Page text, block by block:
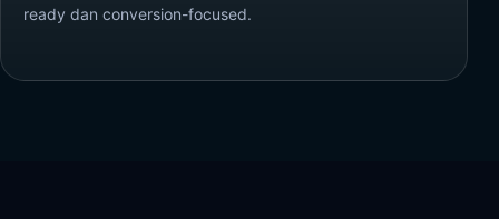
ready dan conversion-focused.